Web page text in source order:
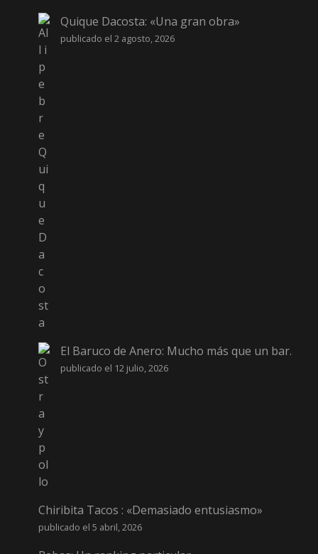
Quique Dacosta: «Una gran obra»
publicado el 2 agosto, 2026
El Baruco de Anero: Mucho más que un bar.
publicado el 12 julio, 2026
Chiribita Tacos : «Demasiado entusiasmo»
publicado el 5 abril, 2026